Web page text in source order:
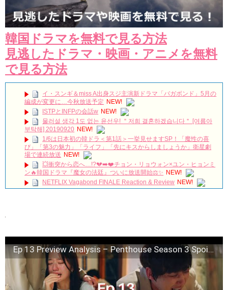
韓国ドラマを無料で見る方法
見逃したドラマ・映画・アニメを無料
で見る方法
イ・スンギ＆miss A出身スジ主演新ドラマ「バガボンド」5月の
編成が変更に…今秋放送予定 NEW!
ISTPとINFPの会話w NEW!
물러설 생각 1도 없는 윤선우! ＂저희 결혼하겠습니다＂ [여름아
부탁해] 20190920 NEW!
1/6は日本初の韓ドラ＜第1話＞一挙見せますSP！「魔性の喜
び」「第3の魅力」「ライフ」「先にキスからしましょうか」衛星劇
場で連続放送 NEW!
💥衝突から恋へ…!?💔➡️❤️チョン・リョウォン×ユン・ヒョンミ
ン🔥韓国ドラマ『魔女の法廷』ついに放送開始⚖️✨ NEW!
NETFLIX Vagabond FINALE Reaction & Review NEW!
🎬 최진혁 | 뮤지컬 그날들 트레일러 | 260609~260823 | #최진혁
#노래 #뮤지컬 #그날들 #정학 #인터뷰 #shorts #불후의명곡 #미우새 #
최진혁아카이브
NEW!
よくおごってくれる綺麗なお姉さん 11/3（祝）あさ10時 第
1話先行放送 11/18（金）本放送開始！ 全国無料放送
BSJapanext
Ep 13 Preview Analysis – Penthouse Season 3 Spoilers & Predictions